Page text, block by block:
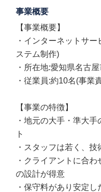
事業概要
【事業概要】
・インターネットサ
ステム制作)
・所在地:愛知県名古
・従業員:約10名(事業
【事業の特徴】
・地元の大手・準大
ト
・スタッフは若く、技
・クライアントに合
の設計が得意
・保守料があり安定し